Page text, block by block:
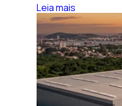
Leia mais